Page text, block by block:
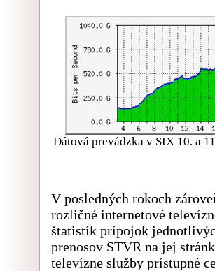
Dátová prevádzka v SIX 10. a
V posledných rokoch
rozličné internetové
štatistík prípojok
prenosov STVR na jej
televízne služby prístupné